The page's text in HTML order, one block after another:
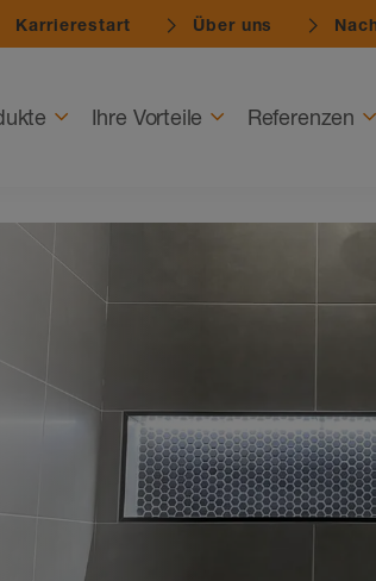
Karrierestart Über uns
Ihre Vorteile Referenzen